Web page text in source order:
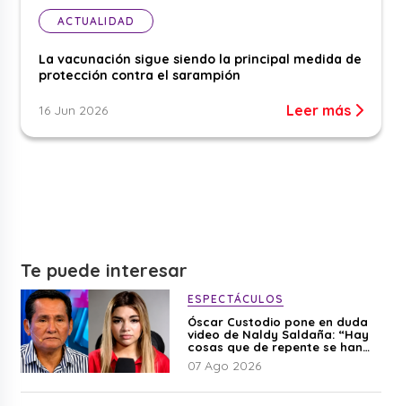
ACTUALIDAD
La vacunación sigue siendo la principal medida de
protección contra el sarampión
16 Jun 2026 Leer más
Te puede interesar
ESPECTÁCULOS
Óscar Custodio pone en duda
video de Naldy Saldaña: “Hay
cosas que de repente se han
editado”
07 Ago 2026